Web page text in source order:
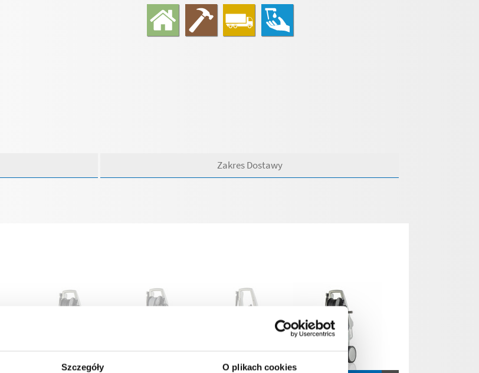
Szczegóły O plikach cookies
Zakres Dostawy